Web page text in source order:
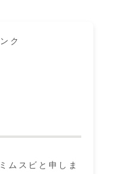
ク
ムスビと申しま